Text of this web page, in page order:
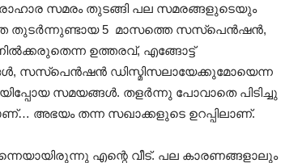
സമരം തുടങ്ങി പല സമരങ്ങളുടെയും
തുടർന്നുണ്ടായ 5 മാസത്തെ സസ്‌പെൻഷൻ,
ഉത്തരവ്, എങ്ങോട്ട്
സസ്‌പെൻഷൻ ഡിസ്മിസലായേക്കുമോയെന്ന
സമയങ്ങൾ. തളർന്നു പോവാതെ പിടിച്ചു
അഭയം തന്ന സഖാക്കളുടെ ഉറപ്പിലാണ്.
എന്റെ വീട്. പല കാരണങ്ങളാലും